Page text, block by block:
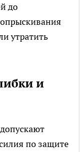
до
утратить
и
по защите